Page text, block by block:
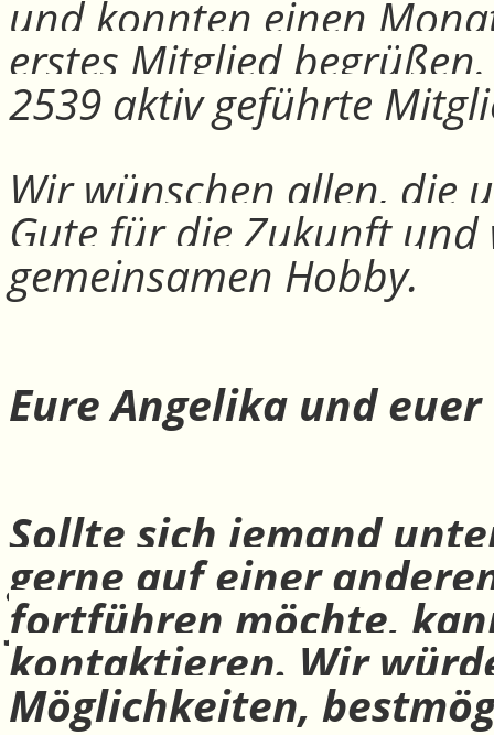
und konnten einen
erstes Mitglied
2539 aktiv geführte
Wir wünschen allen, die
Gute für die Zukunft
gemeinsamen Hobby.
Eure Angelika und
Sollte sich jemand
gerne auf einer
fortführen möchte,
kontaktieren. Wir
Möglichkeiten,